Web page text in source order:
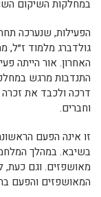
במחלקות השיקום
הפעילות, שנערכה
גולדברג מלמוד
האחרון. אור הייתה
התנדבות מרגש
דרכה ולכבד את
וחברים.
זו אינה הפעם
בשיבא. במהלך
מאושפזים. וגם
המאושפזים והפעם